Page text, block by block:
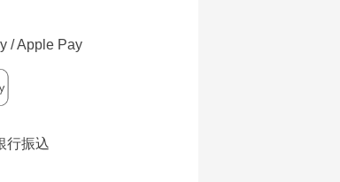
/ Apple Pay
行振込